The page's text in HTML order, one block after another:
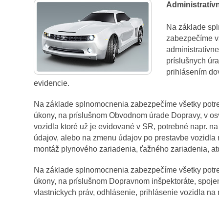
Na základe
zabezpečíme
príslušnych
prihlásením
evidencie.
Na základe splnomocnenia zabezpečíme všetky
úkony, na príslušnom Obvodnom úrade Dopravy, v
vozidla ktoré už je evidované v SR, potrebné napr.
údajov, alebo na zmenu údajov po prestavbe vozidla
montáž plynového zariadenia, ťažného zariadenia,
Na základe splnomocnenia zabezpečíme všetky
úkony, na príslušnom Dopravnom inšpektoráte,
vlastníckych práv, odhlásenie, prihlásenie vozidla na